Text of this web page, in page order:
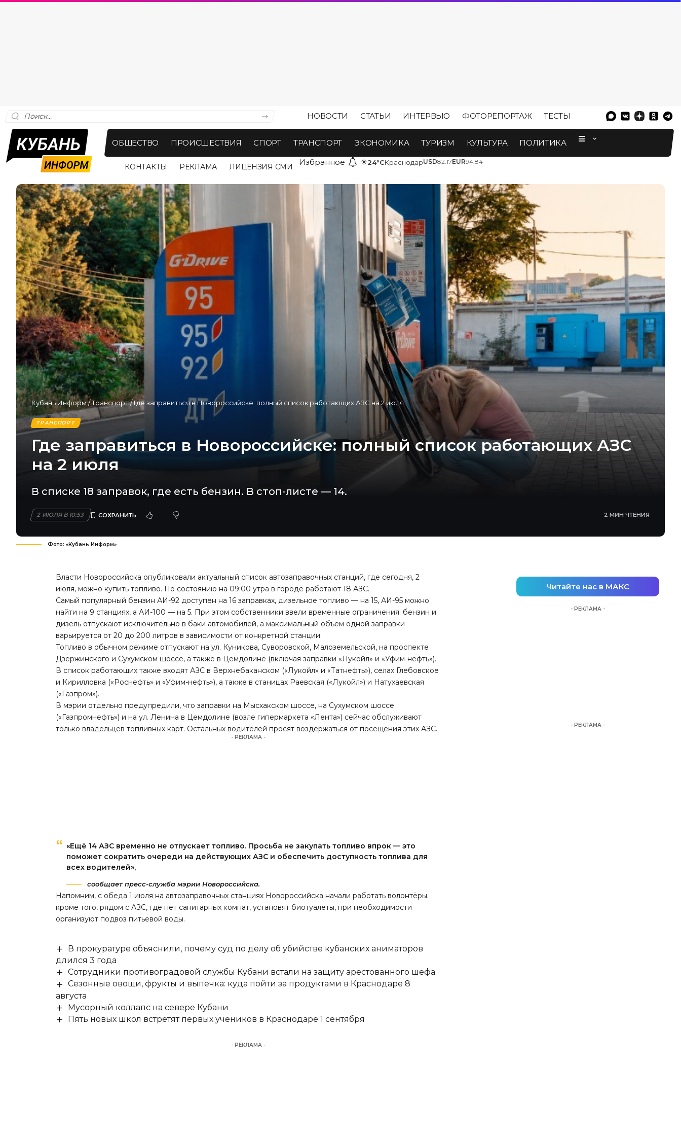
НОВОСТИ СТАТЬИ ИНТЕРВЬЮ ФОТОРЕПОРТАЖ ТЕСТЫ
ОБЩЕСТВО ПРОИСШЕСТВИЯ СПОРТ ТРАНСПОРТ ЭКОНОМИКА ТУРИЗМ КУЛЬТУРА ПОЛИТИКА
КОНТАКТЫ РЕКЛАМА ЛИЦЕНЗИЯ СМИ Избранное ☀24°CКраснодарUSD82.17EUR94.84
Кубань Информ/Транспорт/Где заправиться в Новороссийске: полный список работающих АЗС на 2 июля
ТРАНСПОРТ
Где заправиться в Новороссийске: полный список работающих АЗС
на 2 июля
В списке 18 заправок, где есть бензин. В стоп-листе — 14.
2 ИЮЛЯ В 10:53 2 МИН ЧТЕНИЯ
Фото: «Кубань Информ»
Власти Новороссийска опубликовали актуальный список автозаправочных станций, где сегодня, 2
июля, можно купить топливо. По состоянию на 09:00 утра в городе работают 18 АЗС.
Самый популярный бензин АИ-92 доступен на 16 заправках, дизельное топливо — на 15, АИ-95 можно
найти на 9 станциях, а АИ-100 — на 5. При этом собственники ввели временные ограничения: бензин и
дизель отпускают исключительно в баки автомобилей, а максимальный объём одной заправки
варьируется от 20 до 200 литров в зависимости от конкретной станции.
Топливо в обычном режиме отпускают на ул. Куникова, Суворовской, Малоземельской, на проспекте
Дзержинского и Сухумском шоссе, а также в Цемдолине (включая заправки «Лукойл» и «Уфим-нефть»).
В список работающих также входят АЗС в Верхнебаканском («Лукойл» и «Татнефть»), селах Глебовское
и Кирилловка («Роснефть» и «Уфим-нефть»), а также в станицах Раевская («Лукойл») и Натухаевская
(«Газпром»).
В мэрии отдельно предупредили, что заправки на Мысхакском шоссе, на Сухумском шоссе
(«Газпромнефть») и на ул. Ленина в Цемдолине (возле гипермаркета «Лента») сейчас обслуживают
только владельцев топливных карт. Остальных водителей просят воздержаться от посещения этих АЗС.
- РЕКЛАМА -
«Ещё 14 АЗС временно не отпускает топливо. Просьба не закупать топливо впрок — это
поможет сократить очереди на действующих АЗС и обеспечить доступность топлива для
всех водителей»,
сообщает пресс-служба мэрии Новороссийска.
Напомним, с обеда 1 июля на автозаправочных станциях Новороссийска начали работать волонтёры.
кроме того, рядом с АЗС, где нет санитарных комнат, установят биотуалеты, при необходимости
организуют подвоз питьевой воды.
В прокуратуре объяснили, почему суд по делу об убийстве кубанских аниматоров
длился 3 года
Сотрудники противоградовой службы Кубани встали на защиту арестованного шефа
Сезонные овощи, фрукты и выпечка: куда пойти за продуктами в Краснодаре 8
августа
Мусорный коллапс на севере Кубани
Пять новых школ встретят первых учеников в Краснодаре 1 сентября
- РЕКЛАМА -
Читайте нас в МАКС
- РЕКЛАМА -
- РЕКЛАМА -